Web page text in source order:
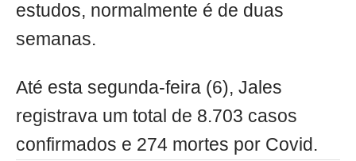
estudos, normalmente é de duas
semanas.
Até esta segunda-feira (6), Jales
registrava um total de 8.703 casos
confirmados e 274 mortes por Covid.